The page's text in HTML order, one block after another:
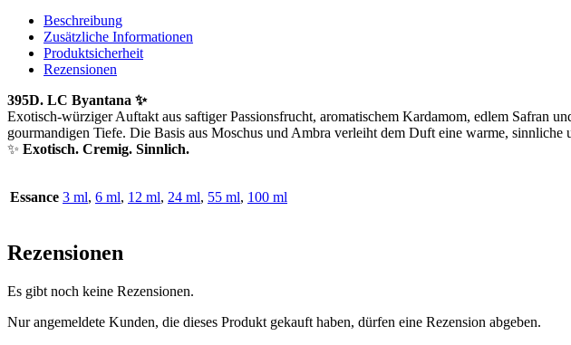
Beschreibung
Zusätzliche Informationen
Produktsicherheit
Rezensionen
395D. LC Byantana ✨
Exotisch-würziger Auftakt aus saftiger Passionsfrucht, aromatischem Kardamom, edlem Safran
gourmandigen Tiefe. Die Basis aus Moschus und Ambra verleiht dem Duft eine warme, sinnliche
✨ Exotisch. Cremig. Sinnlich.
Essance 3 ml, 6 ml, 12 ml, 24 ml, 55 ml, 100 ml
Rezensionen
Es gibt noch keine Rezensionen.
Nur angemeldete Kunden, die dieses Produkt gekauft haben, dürfen eine Rezension abgeben.